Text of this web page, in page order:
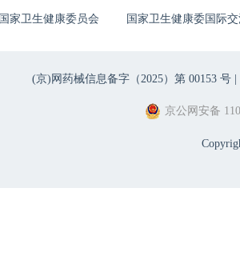
国家卫生健康委员会 国家卫生健康委国际
(京)网药械信息备字（2025）第 00153 号 |
京公网安备